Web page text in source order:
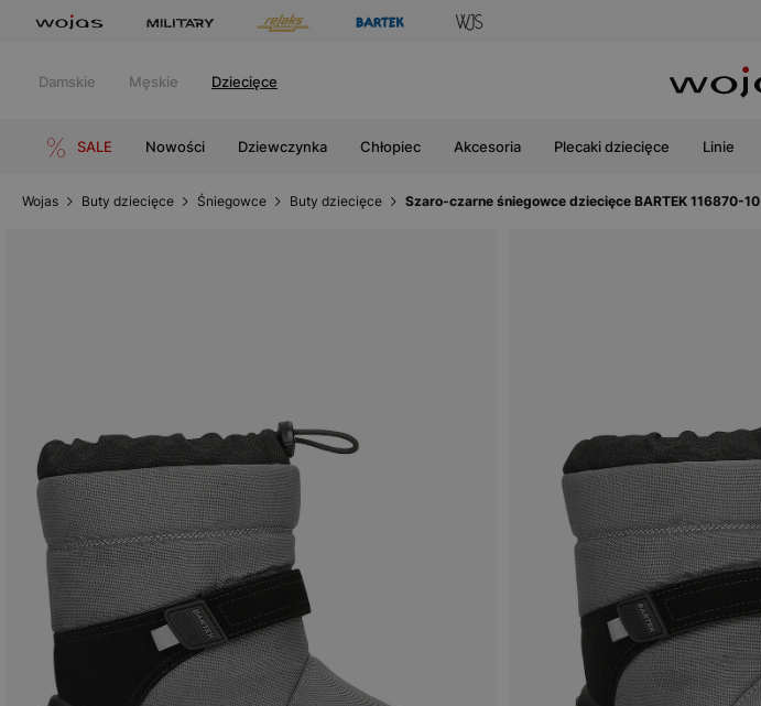
Damskie Męskie Dziecięce
SALE Nowości Dziewczynka Chłopiec Akcesoria Plecaki dziecięce Linie
Wojas Buty dziecięce Śniegowce Buty dziecięce Szaro-czarne śniegowce dziecięce BARTEK 116870-10